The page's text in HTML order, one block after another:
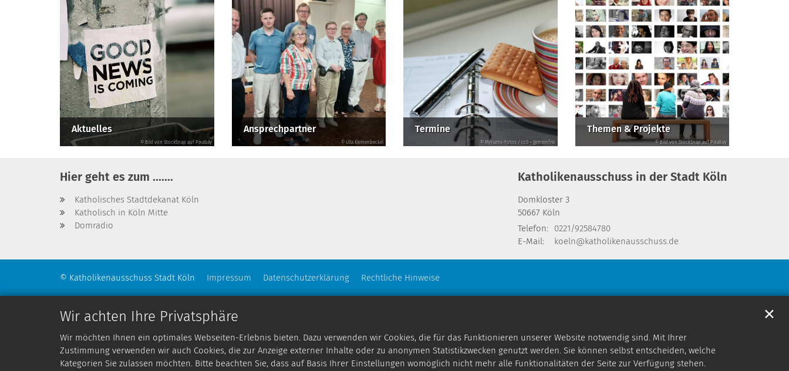
Wir achten Ihre Privatsphäre
Wir möchten Ihnen ein optimales Webseiten-Erlebnis bieten. Dazu verwenden wir Cookies, die für das Funktionieren unserer Website notwendig sind. Mit Ihrer
Zustimmung verwenden wir auch Cookies, die zur Anzeige externer Inhalte oder zu anonymen Statistikzwecken genutzt werden. Sie können selbst entscheiden, welche
Kategorien Sie zulassen möchten. Bitte beachten Sie, dass auf Basis Ihrer Einstellungen womöglich nicht mehr alle Funktionalitäten der Seite zur Verfügung stehen.
✕
Aktuelles
© Bild von StockSnap auf Pixabay
Ansprechpartner
© Ulla Kleinenbeckel
Termine
© Myriams-Fotos / cc0 – gemeinfrei
Themen & Projekte
© Bild von StockSnap auf Pixabay
Hier geht es zum .......
Katholisches Stadtdekanat Köln
Katholisch in Köln Mitte
Domradio
Katholikenausschuss in der Stadt Köln
Domkloster 3
50667 Köln
Telefon:
0221/92584780
E-Mail:
koeln@katholikenausschuss.de
© Katholikenausschuss Stadt Köln Impressum Datenschutzerklärung Rechtliche Hinweise